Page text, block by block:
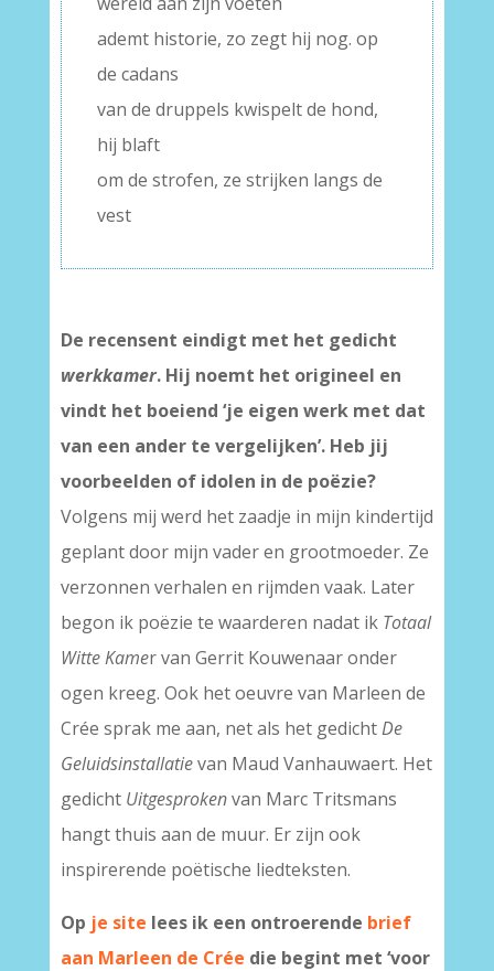
ademt historie, zo zegt hij nog. op
de cadans
van de druppels kwispelt de hond,
hij blaft
om de strofen, ze strijken langs de
vest
De recensent eindigt met het gedicht
werkkamer. Hij noemt het origineel en
vindt het boeiend ‘je eigen werk met dat
van een ander te vergelijken’. Heb jij
voorbeelden of idolen in de poëzie?
Volgens mij werd het zaadje in mijn kindertijd
geplant door mijn vader en grootmoeder. Ze
verzonnen verhalen en rijmden vaak. Later
begon ik poëzie te waarderen nadat ik Totaal
Witte Kamer van Gerrit Kouwenaar onder
ogen kreeg. Ook het oeuvre van Marleen de
Crée sprak me aan, net als het gedichtDe
Geluidsinstallatievan Maud Vanhauwaert. Het
gedicht Uitgesprokenvan Marc Tritsmans
hangt thuis aan de muur. Er zijn ook
inspirerende poëtische liedteksten.
Op je site lees ik een ontroerende brief
aan Marleen de Crée die begint met ‘voor